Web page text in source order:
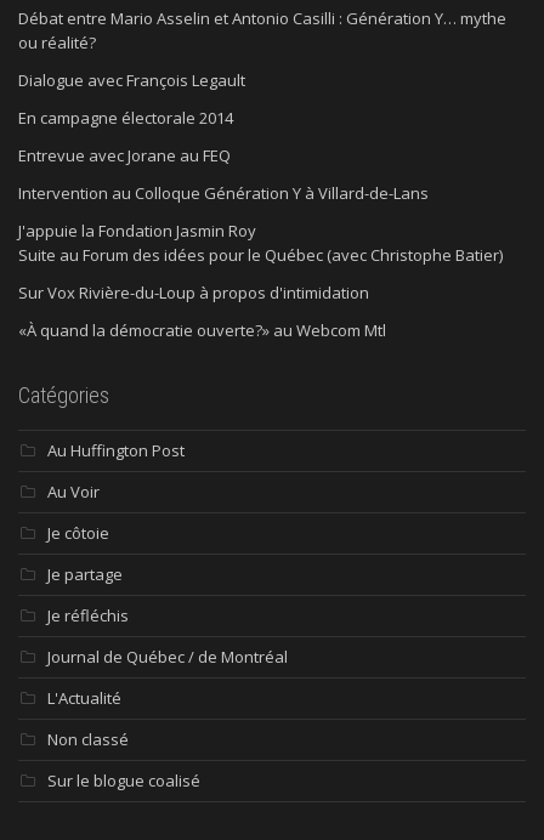
Débat entre Mario Asselin et Antonio Casilli : Génération Y… mythe
ou réalité?
Dialogue avec François Legault
En campagne électorale 2014
Entrevue avec Jorane au FEQ
Intervention au Colloque Génération Y à Villard-de-Lans
J'appuie la Fondation Jasmin Roy
Suite au Forum des idées pour le Québec (avec Christophe Batier)
Sur Vox Rivière-du-Loup à propos d'intimidation
«À quand la démocratie ouverte?» au Webcom Mtl
Catégories
Au Huffington Post
Au Voir
Je côtoie
Je partage
Je réfléchis
Journal de Québec / de Montréal
L'Actualité
Non classé
Sur le blogue coalisé